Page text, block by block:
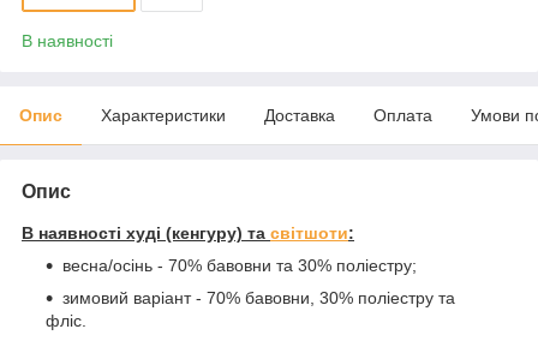
В наявності
Опис Характеристики Доставка Оплата Умови
Опис
В наявності худі (кенгуру) та світшоти:
весна/осінь - 70% бавовни та 30% поліестру;
зимовий варіант - 70% бавовни, 30% поліестру та
фліс.